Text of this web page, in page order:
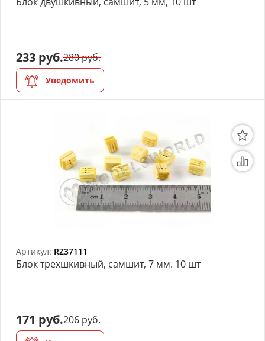
233 руб.280 руб.
Уведомить
Артикул: RZ37111
Блок трехшкивный, самшит, 7 мм. 10 шт
171 руб.206 руб.